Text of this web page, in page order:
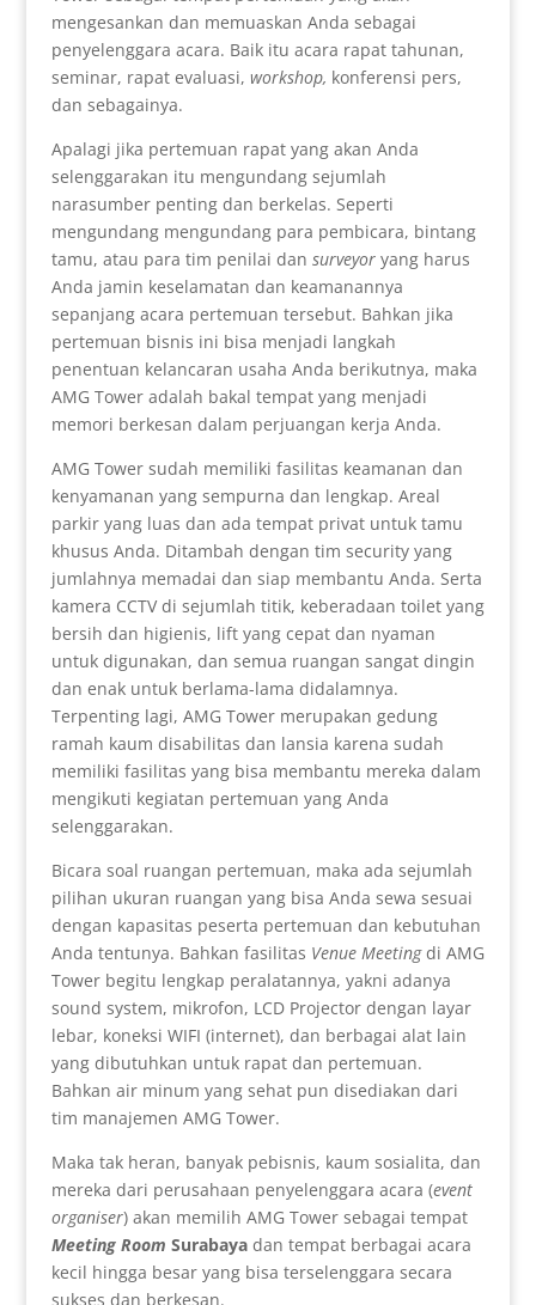
mengesankan dan memuaskan Anda sebagai
penyelenggara acara. Baik itu acara rapat tahunan,
seminar, rapat evaluasi, workshop, konferensi pers,
dan sebagainya.
Apalagi jika pertemuan rapat yang akan Anda
selenggarakan itu mengundang sejumlah
narasumber penting dan berkelas. Seperti
mengundang mengundang para pembicara, bintang
tamu, atau para tim penilai dan surveyoryang harus
Anda jamin keselamatan dan keamanannya
sepanjang acara pertemuan tersebut. Bahkan jika
pertemuan bisnis ini bisa menjadi langkah
penentuan kelancaran usaha Anda berikutnya, maka
AMG Tower adalah bakal tempat yang menjadi
memori berkesan dalam perjuangan kerja Anda.
AMG Tower sudah memiliki fasilitas keamanan dan
kenyamanan yang sempurna dan lengkap. Areal
parkir yang luas dan ada tempat privat untuk tamu
khusus Anda. Ditambah dengan tim security yang
jumlahnya memadai dan siap membantu Anda. Serta
kamera CCTV di sejumlah titik, keberadaan toilet yang
bersih dan higienis, lift yang cepat dan nyaman
untuk digunakan, dan semua ruangan sangat dingin
dan enak untuk berlama-lama didalamnya.
Terpenting lagi, AMG Tower merupakan gedung
ramah kaum disabilitas dan lansia karena sudah
memiliki fasilitas yang bisa membantu mereka dalam
mengikuti kegiatan pertemuan yang Anda
selenggarakan.
Bicara soal ruangan pertemuan, maka ada sejumlah
pilihan ukuran ruangan yang bisa Anda sewa sesuai
dengan kapasitas peserta pertemuan dan kebutuhan
Anda tentunya. Bahkan fasilitas Venue Meetingdi AMG
Tower begitu lengkap peralatannya, yakni adanya
sound system, mikrofon, LCD Projector dengan layar
lebar, koneksi WIFI (internet), dan berbagai alat lain
yang dibutuhkan untuk rapat dan pertemuan.
Bahkan air minum yang sehat pun disediakan dari
tim manajemen AMG Tower.
Maka tak heran, banyak pebisnis, kaum sosialita, dan
mereka dari perusahaan penyelenggara acara (event
organiser) akan memilih AMG Tower sebagai tempat
Meeting Room Surabayadan tempat berbagai acara
kecil hingga besar yang bisa terselenggara secara
sukses dan berkesan.